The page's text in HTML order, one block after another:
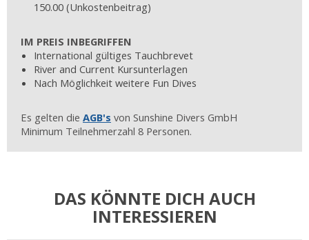
150.00 (Unkostenbeitrag)
IM PREIS INBEGRIFFEN
International gültiges Tauchbrevet
River and Current Kursunterlagen
Nach Möglichkeit weitere Fun Dives
Es gelten die AGB's von Sunshine Divers GmbH
Minimum Teilnehmerzahl 8 Personen.
DAS KÖNNTE DICH AUCH
INTERESSIEREN